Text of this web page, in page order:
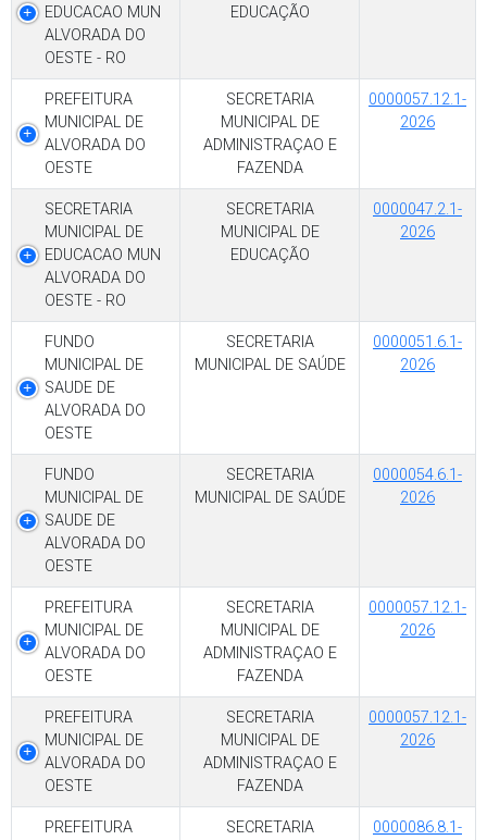
EDUCACAO MUN
ALVORADA DO
OESTE - RO
EDUCAÇÃO
PREFEITURA
MUNICIPAL DE
ALVORADA DO
OESTE
SECRETARIA
MUNICIPAL DE
ADMINISTRAÇAO E
FAZENDA
0000057.12.1-
2026
SECRETARIA
MUNICIPAL DE
EDUCACAO MUN
ALVORADA DO
OESTE - RO
SECRETARIA
MUNICIPAL DE
EDUCAÇÃO
0000047.2.1-
2026
FUNDO
MUNICIPAL DE
SAUDE DE
ALVORADA DO
OESTE
SECRETARIA
MUNICIPAL DE SAÚDE
0000051.6.1-
2026
FUNDO
MUNICIPAL DE
SAUDE DE
ALVORADA DO
OESTE
SECRETARIA
MUNICIPAL DE SAÚDE
0000054.6.1-
2026
PREFEITURA
MUNICIPAL DE
ALVORADA DO
OESTE
SECRETARIA
MUNICIPAL DE
ADMINISTRAÇAO E
FAZENDA
0000057.12.1-
2026
PREFEITURA
MUNICIPAL DE
ALVORADA DO
OESTE
SECRETARIA
MUNICIPAL DE
ADMINISTRAÇAO E
FAZENDA
0000057.12.1-
2026
PREFEITURA
SECRETARIA
0000086.8.1-